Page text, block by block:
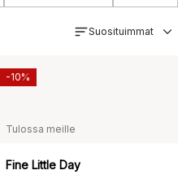
Suosituimmat
Tulossa meille
Fine Little Day
-10%